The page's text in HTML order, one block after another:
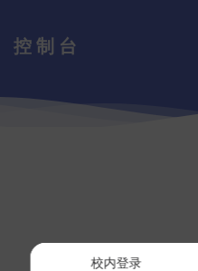
控制台
校内登录